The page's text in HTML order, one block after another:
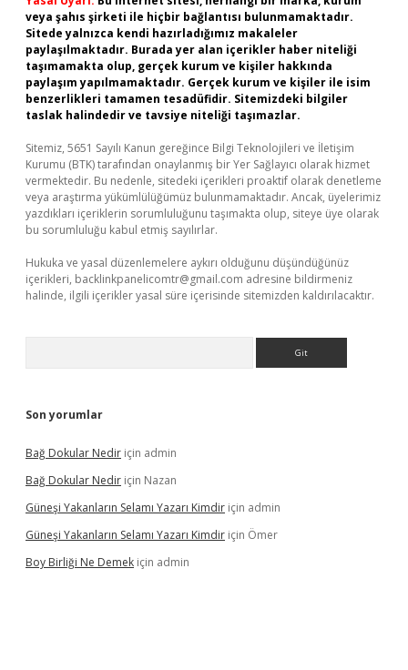
veya şahıs şirketi ile hiçbir bağlantısı bulunmamaktadır.
Sitede yalnızca kendi hazırladığımız makaleler
paylaşılmaktadır. Burada yer alan içerikler haber niteliği
taşımamakta olup, gerçek kurum ve kişiler hakkında
paylaşım yapılmamaktadır. Gerçek kurum ve kişiler ile isim
benzerlikleri tamamen tesadüfidir. Sitemizdeki bilgiler
taslak halindedir ve tavsiye niteliği taşımazlar.
Sitemiz, 5651 Sayılı Kanun gereğince Bilgi Teknolojileri ve İletişim
Kurumu (BTK) tarafından onaylanmış bir Yer Sağlayıcı olarak hizmet
vermektedir. Bu nedenle, sitedeki içerikleri proaktif olarak denetleme
veya araştırma yükümlülüğümüz bulunmamaktadır. Ancak, üyelerimiz
yazdıkları içeriklerin sorumluluğunu taşımakta olup, siteye üye olarak
bu sorumluluğu kabul etmiş sayılırlar.
Hukuka ve yasal düzenlemelere aykırı olduğunu düşündüğünüz
içerikleri, backlinkpanelicomtr@gmail.com adresine bildirmeniz
halinde, ilgili içerikler yasal süre içerisinde sitemizden kaldırılacaktır.
Son yorumlar
Bağ Dokular Nedir için admin
Bağ Dokular Nedir için Nazan
Güneşi Yakanların Selamı Yazarı Kimdir için admin
Güneşi Yakanların Selamı Yazarı Kimdir için Ömer
Boy Birliği Ne Demek için admin